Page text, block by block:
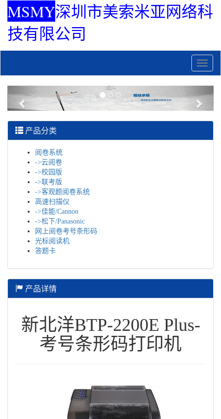
MSMY深圳市美索米亚网络科
技有限公司
图1
Previous Next
产品分类
阅卷系统
->云阅卷
->校园版
->联考版
->客观题阅卷系统
高速扫描仪
->佳能/Cannon
->松下/Panasonic
网上阅卷考号条形码
光标阅读机
答题卡
产品详情
新北洋BTP-2200E Plus-
考号条形码打印机